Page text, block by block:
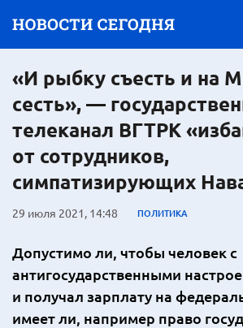
«И рыбку съесть и на
сесть», —
телеканал ВГТРК
от сотрудников,
симпатизирующих
29 июля 2021, 14:48 ПОЛИТИКА
Допустимо ли, чтобы человек с
антигосударственными
и получал зарплату на
имеет ли, например право